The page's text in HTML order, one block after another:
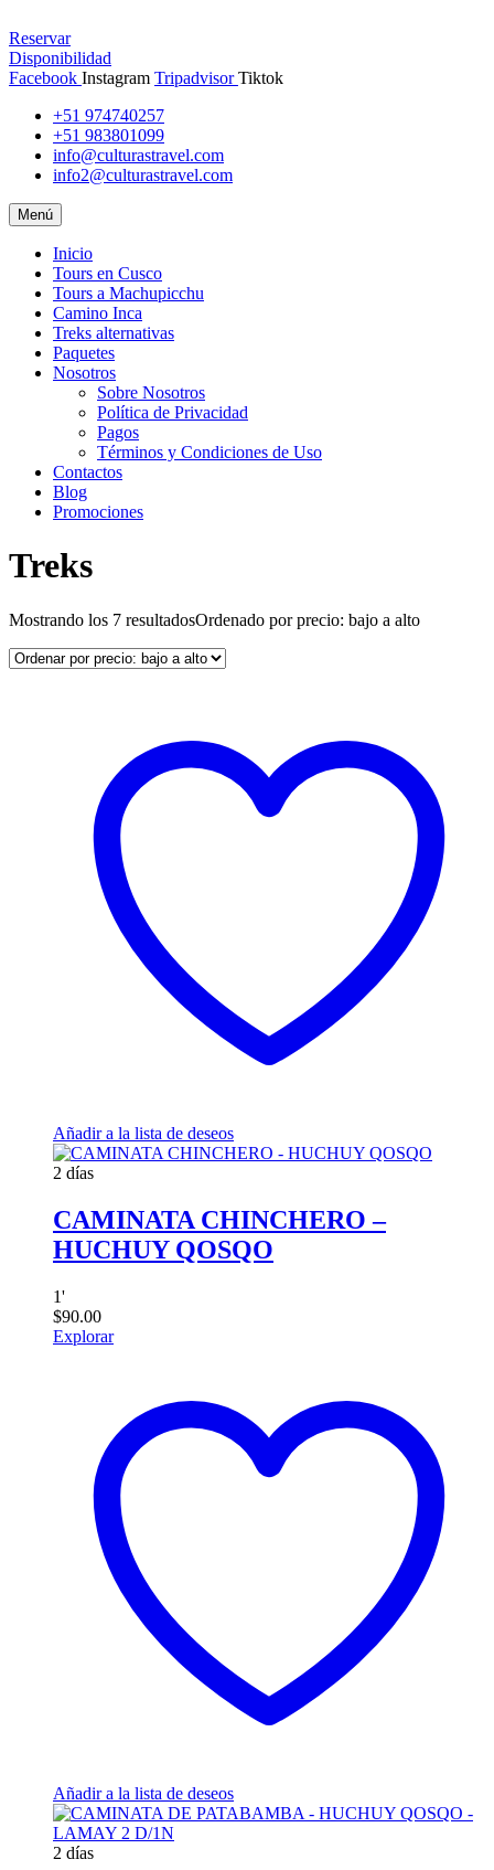
Reservar
Disponibilidad
Facebook Instagram Tripadvisor Tiktok
+51 974740257
+51 983801099
info@culturastravel.com
info2@culturastravel.com
Menú
Inicio
Tours en Cusco
Tours a Machupicchu
Camino Inca
Treks alternativas
Paquetes
Nosotros
Sobre Nosotros
Política de Privacidad
Pagos
Términos y Condiciones de Uso
Contactos
Blog
Promociones
Treks
Mostrando los 7 resultadosOrdenado por precio: bajo a alto
Añadir a la lista de deseos
2 días
CAMINATA CHINCHERO –
HUCHUY QOSQO
1'
$90.00
Explorar
Añadir a la lista de deseos
2 días